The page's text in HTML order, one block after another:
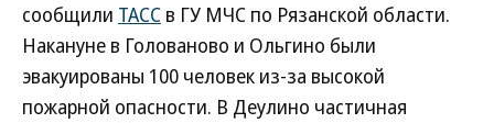
сообщили ТАСС в ГУ МЧС по Рязанской области.
Накануне в Голованово и Ольгино были
эвакуированы 100 человек из-за высокой
пожарной опасности. В Деулино частичная